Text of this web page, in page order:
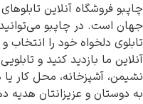
چاپبو فروشگاه آنلاین
جهان است. در چاپبو می‌توانید
تابلوی دلخواه خود را
آنلاین ما بازدید کنید و
نشیمن، آشپزخانه، محل کار
به دوستان و عزیزانتان هدیه